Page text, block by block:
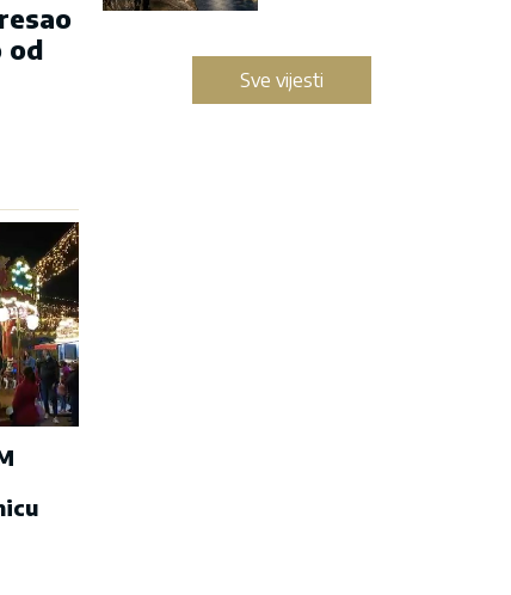
od
Sve vijesti